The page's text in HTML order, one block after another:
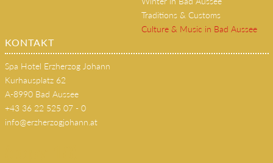
Summer in Bad Aussee
Winter in Bad Aussee
KONTAKT
Spa Hotel Erzherzog Johann
Kurhausplatz 62
A-8990 Bad Aussee